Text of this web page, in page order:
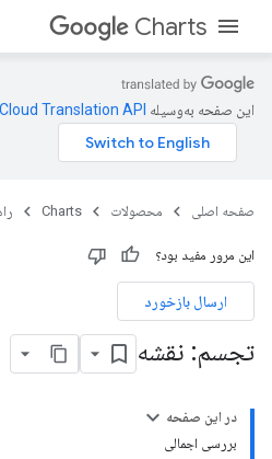
Charts
این صفحه به‌وسیله
صفحه اصلی محصولات Charts
این مرور مفید بود؟
ارسال بازخورد
تجسم: نقشه
در این صفحه
بررسی اجمالی